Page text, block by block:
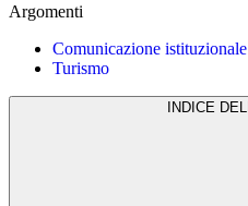
Argomenti
Comunicazione istituzionale
Turismo